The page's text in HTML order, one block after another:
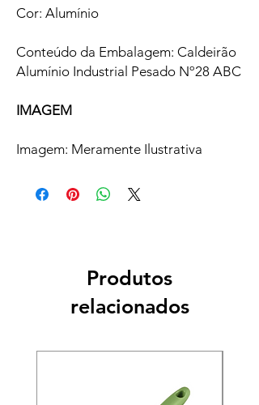
Cor: Alumínio
Conteúdo da Embalagem: Caldeirão
Alumínio Industrial Pesado Nº28 ABC
IMAGEM
Imagem: Meramente Ilustrativa
Produtos
relacionados